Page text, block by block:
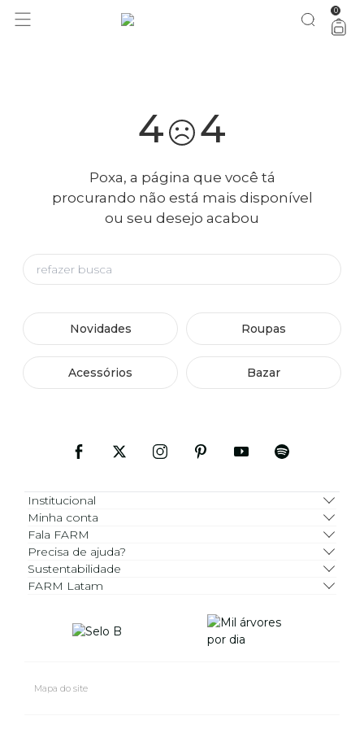
você merece 30% OFF pra comemorar com a gente aproveita! 0
4 4
Poxa, a página que você tá
procurando não está mais disponível
ou seu desejo acabou
Novidades Roupas
Acessórios Bazar
Institucional
Minha conta
Fala FARM
Precisa de ajuda?
Sustentabilidade
FARM Latam
Mapa do site